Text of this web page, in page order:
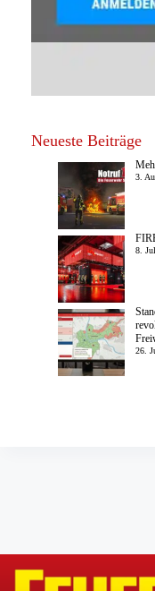
Neueste Beiträge
3.
8.
26.